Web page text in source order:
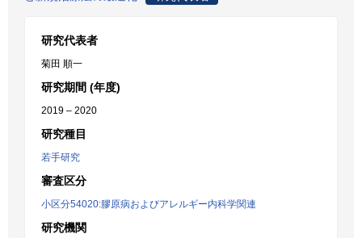
研究代表者
菊田 順一
研究期間 (年度)
2019 – 2020
研究種目
若手研究
審査区分
小区分54020:膠原病およびアレルギー内科学関連
研究機関